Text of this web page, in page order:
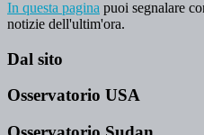
In questa pagina puoi segnalare
notizie dell'ultim'ora.
Dal sito
Osservatorio USA